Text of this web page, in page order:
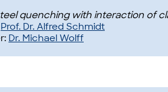
quenching with interaction of
Prof. Dr. Alfred Schmidt
Dr. Michael Wolff